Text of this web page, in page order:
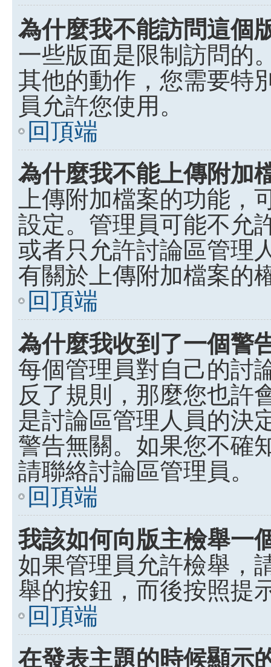
為什麼我不能訪問這個
一些版面是限制訪問的
其他的動作，您需要特
員允許您使用。
回頂端
為什麼我不能上傳附加
上傳附加檔案的功能
設定。管理員可能不允
或者只允許討論區管理
有關於上傳附加檔案的
回頂端
為什麼我收到了一個警
每個管理員對自己的討
反了規則，那麼您也許
是討論區管理人員的決
警告無關。如果您不確
請聯絡討論區管理員。
回頂端
我該如何向版主檢舉一
如果管理員允許檢舉，
舉的按鈕，而後按照提
回頂端
在發表主題的時候顯示